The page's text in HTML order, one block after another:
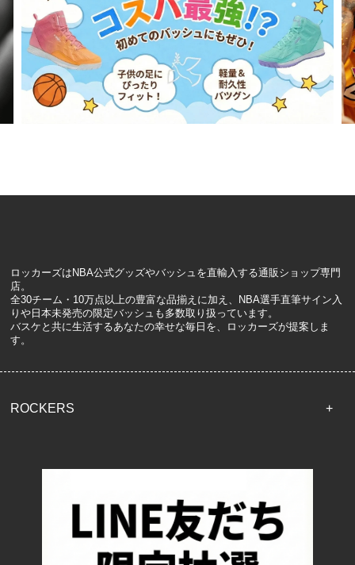
ロッカーズはNBA公式グッズやバッシュを直輸入する通販ショップ専門
店。
全30チーム・10万点以上の豊富な品揃えに加え、NBA選手直筆サイン入
りや日本未発売の限定バッシュも多数取り扱っています。
バスケと共に生活するあなたの幸せな毎日を、ロッカーズが提案しま
す。
ROCKERS
配送・送料について
お支払い方法について
特定商取引法に基づく表記